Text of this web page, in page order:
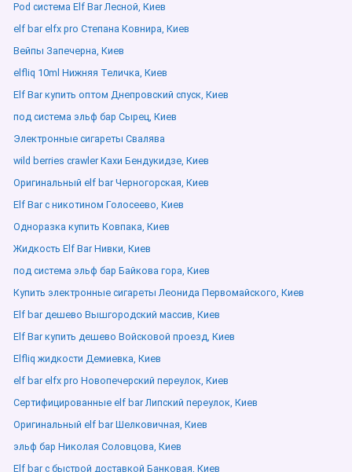
Pod система Elf Bar Лесной, Киев
elf bar elfx pro Степана Ковнира, Киев
Вейпы Запечерна, Киев
elfliq 10ml Нижняя Теличка, Киев
Elf Bar купить оптом Днепровский спуск, Киев
под система эльф бар Сырец, Киев
Электронные сигареты Свалява
wild berries crawler Кахи Бендукидзе, Киев
Оригинальный elf bar Черногорская, Киев
Elf Bar с никотином Голосеево, Киев
Одноразка купить Ковпака, Киев
Жидкость Elf Bar Нивки, Киев
под система эльф бар Байкова гора, Киев
Купить электронные сигареты Леонида Первомайского, Киев
Elf bar дешево Вышгородский массив, Киев
Elf Bar купить дешево Войсковой проезд, Киев
Elfliq жидкости Демиевка, Киев
elf bar elfx pro Новопечерский переулок, Киев
Сертифицированные elf bar Липский переулок, Киев
Оригинальный elf bar Шелковичная, Киев
эльф бар Николая Соловцова, Киев
Elf bar с быстрой доставкой Банковая, Киев